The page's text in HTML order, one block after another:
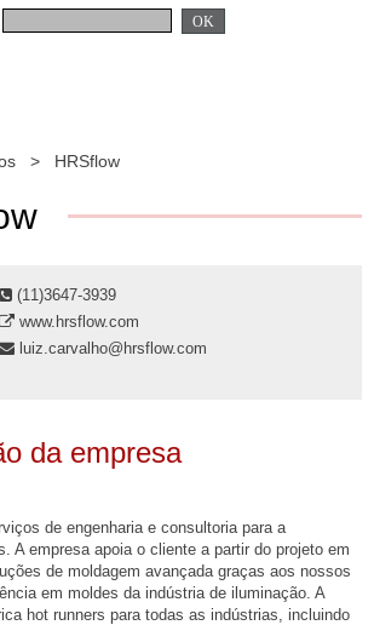
OK
> HRSflow
(11)3647-3939
www.hrsflow.com
luiz.carvalho@hrsflow.com
da empresa
de engenharia e consultoria para a
A empresa apoia o cliente a partir do projeto em
de moldagem avançada graças aos nossos
em moldes da indústria de iluminação. A
hot runners para todas as indústrias, incluindo